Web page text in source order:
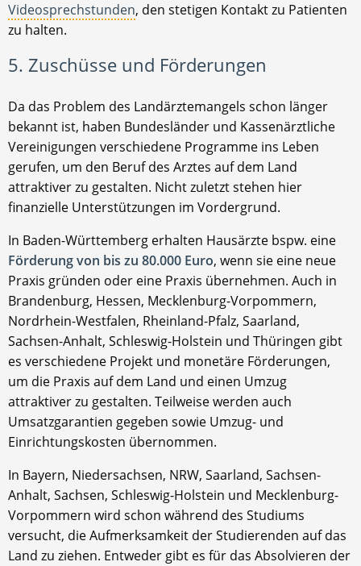
Videosprechstunden, den stetigen Kontakt zu Patienten
zu halten.
5. Zuschüsse und Förderungen
Da das Problem des Landärztemangels schon länger
bekannt ist, haben Bundesländer und Kassenärztliche
Vereinigungen verschiedene Programme ins Leben
gerufen, um den Beruf des Arztes auf dem Land
attraktiver zu gestalten. Nicht zuletzt stehen hier
finanzielle Unterstützungen im Vordergrund.
In Baden-Württemberg erhalten Hausärzte bspw. eine
Förderung von bis zu 80.000 Euro, wenn sie eine neue
Praxis gründen oder eine Praxis übernehmen. Auch in
Brandenburg, Hessen, Mecklenburg-Vorpommern,
Nordrhein-Westfalen, Rheinland-Pfalz, Saarland,
Sachsen-Anhalt, Schleswig-Holstein und Thüringen gibt
es verschiedene Projekt und monetäre Förderungen,
um die Praxis auf dem Land und einen Umzug
attraktiver zu gestalten. Teilweise werden auch
Umsatzgarantien gegeben sowie Umzug- und
Einrichtungskosten übernommen.
In Bayern, Niedersachsen, NRW, Saarland, Sachsen-
Anhalt, Sachsen, Schleswig-Holstein und Mecklenburg-
Vorpommern wird schon während des Studiums
versucht, die Aufmerksamkeit der Studierenden auf das
Land zu ziehen. Entweder gibt es für das Absolvieren der